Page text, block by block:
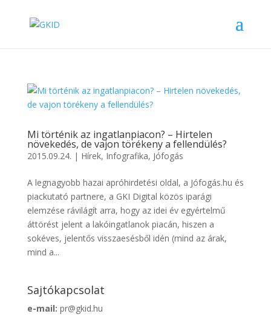
Mi történik az ingatlanpiacon? – Hirtelen
növekedés, de vajon törékeny a fellendülés?
2015.09.24. | Hírek, Infografika, Jófogás
A legnagyobb hazai apróhirdetési oldal, a Jófogás.hu és
piackutató partnere, a GKI Digital közös iparági
elemzése rávilágít arra, hogy az idei év egyértelmű
áttörést jelent a lakóingatlanok piacán, hiszen a
sokéves, jelentős visszaesésből idén (mind az árak,
mind a...
Sajtókapcsolat
e-mail: pr@gkid.hu